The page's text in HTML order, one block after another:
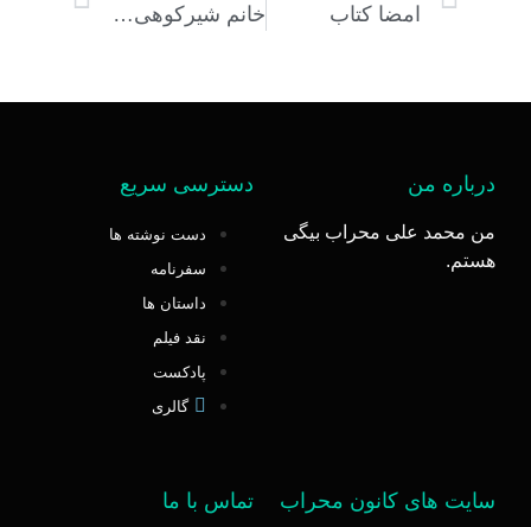
امضا کتاب خانم شیرکوهی معلم اول ابتدایی
درباره من
من محمد علی محراب بیگی
هستم.
دسترسی سریع
دست نوشته ها
سفرنامه
داستان ها
نقد فیلم
پادکست
گالری
سایت های کانون محراب تماس با ما